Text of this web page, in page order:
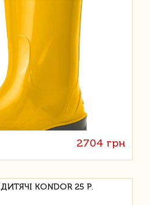
2704 грн
KONDOR 25 Р.